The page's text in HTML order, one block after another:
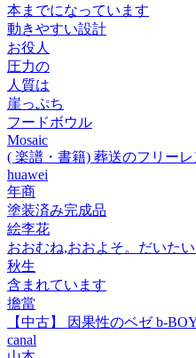
本までになっています
動きやすい設計
お役人
圧力の
人質は
崖っぷち
フードボウル
Mosaic
( 楽譜・書籍) 葬送のフリー
huawei
年商
塗装済み完成品
絵李花
おおむね,おおよそ。だいた
秋生
含まれています
擔當
【中古】 因果性のベゼ b-
canal